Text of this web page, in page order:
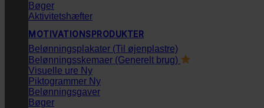
Bøger
Aktivitetshæfter
MOTIVATIONSPRODUKTER
Belønningsplakater (Til øjenplastre)
Belønningsskemaer (Generelt brug)
Visuelle ure
Piktogrammer
Belønningsgaver
Bøger